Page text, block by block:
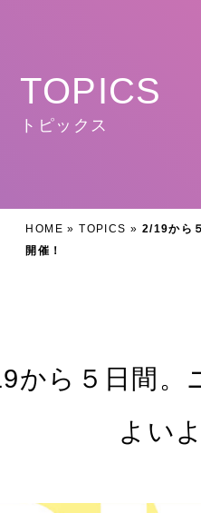
TOPICS
トピックス
HOME »TOPICS » 2/19から
開催！
から５日間。
よい